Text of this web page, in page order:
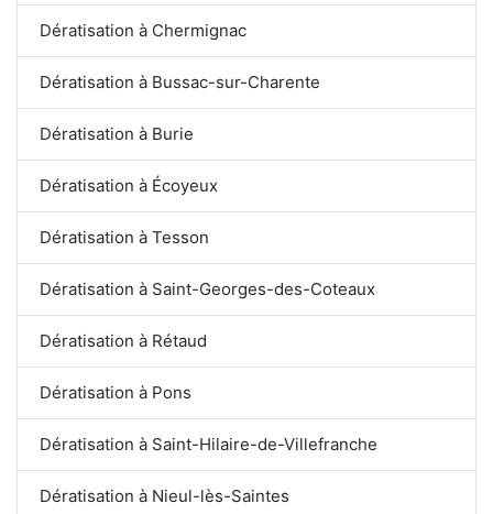
Dératisation à Chermignac
Dératisation à Bussac-sur-Charente
Dératisation à Burie
Dératisation à Écoyeux
Dératisation à Tesson
Dératisation à Saint-Georges-des-Coteaux
Dératisation à Rétaud
Dératisation à Pons
Dératisation à Saint-Hilaire-de-Villefranche
Dératisation à Nieul-lès-Saintes